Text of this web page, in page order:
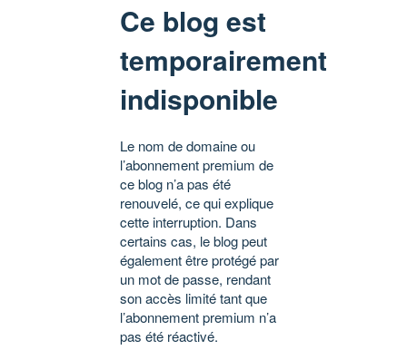
Ce blog est
temporairement
indisponible
Le nom de domaine ou
l’abonnement premium de
ce blog n’a pas été
renouvelé, ce qui explique
cette interruption. Dans
certains cas, le blog peut
également être protégé par
un mot de passe, rendant
son accès limité tant que
l’abonnement premium n’a
pas été réactivé.